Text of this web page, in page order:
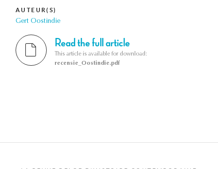
AUTEUR(S)
Gert Oostindie
Read the full article
This article is available for download:
recensie_Oostindie.pdf